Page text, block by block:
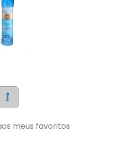
meus favoritos